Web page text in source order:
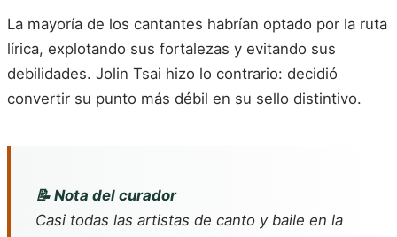
La mayoría de los cantantes habrían optado por la ruta
lírica, explotando sus fortalezas y evitando sus
debilidades. Jolin Tsai hizo lo contrario: decidió
convertir su punto más débil en su sello distintivo.
📝 Nota del curador
Casi todas las artistas de canto y baile en la